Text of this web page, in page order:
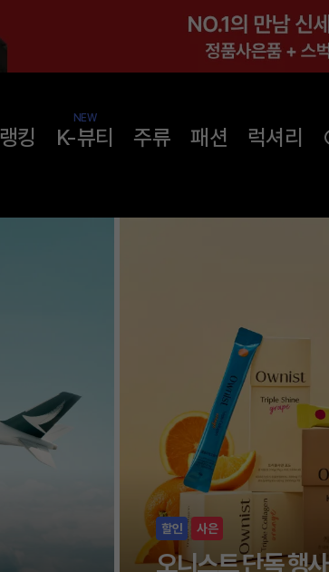
랭킹 K-뷰티
NEW
주류 패션 럭셔리
할인 사은
오니스트 단독 행사